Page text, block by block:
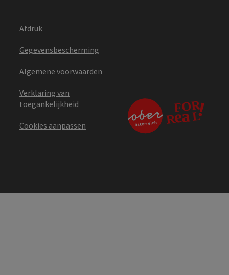
Afdruk
Gegevensbescherming
Algemene voorwaarden
Verklaring van
toegankelijkheid
Cookies aanpassen